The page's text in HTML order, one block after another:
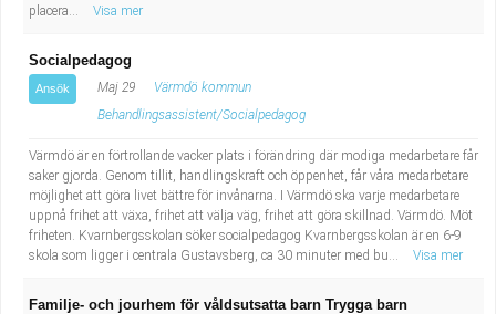
placera...
Visa mer
Socialpedagog
Ansök Maj 29
Värmdö kommun
Behandlingsassistent/Socialpedagog
Värmdö är en förtrollande vacker plats i förändring där modiga medarbetare får
saker gjorda. Genom tillit, handlingskraft och öppenhet, får våra medarbetare
möjlighet att göra livet bättre för invånarna. I Värmdö ska varje medarbetare
uppnå frihet att växa, frihet att välja väg, frihet att göra skillnad. Värmdö. Möt
friheten. Kvarnbergsskolan söker socialpedagog Kvarnbergsskolan är en 6-9
skola som ligger i centrala Gustavsberg, ca 30 minuter med bu...
Visa mer
Familje- och jourhem för våldsutsatta barn Trygga barn